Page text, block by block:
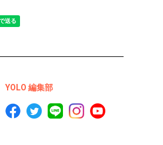
YOLO 編集部